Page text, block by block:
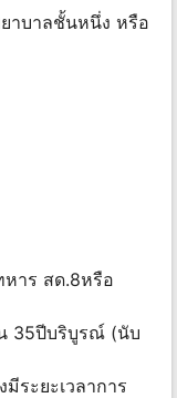
าบาลชั้นหนึ่ง หรือ
าร สด.8หรือ
35ปีบริบูรณ์ (นับ
ระยะเวลาการ